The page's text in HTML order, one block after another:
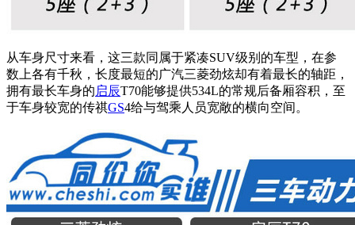
从车身尺寸来看，这三款同属于紧凑SUV级别的车型，在参
数上各有千秋，长度最短的广汽三菱劲炫却有着最长的轴距，
拥有最长车身的启辰T70能够提供534L的常规后备厢容积，至
于车身较宽的传祺GS4给与驾乘人员宽敞的横向空间。